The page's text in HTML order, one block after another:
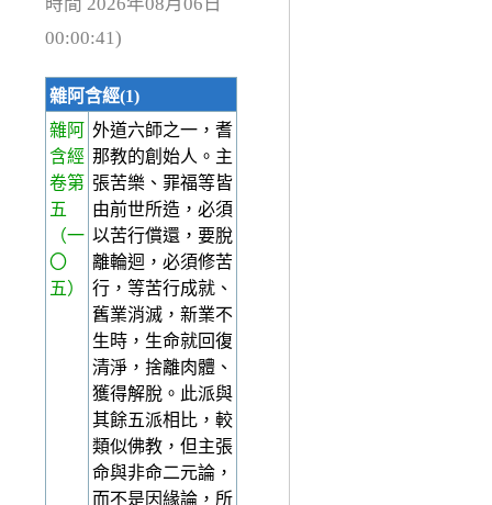
00:00:41)
雜阿含經(1)
雜阿
含經
卷第
五
（一
〇
五）
外道六師之一，耆
那教的創始人。主
張苦樂、罪福等皆
由前世所造，必須
以苦行償還，要脫
離輪迴，必須修苦
行，等苦行成就、
舊業消滅，新業不
生時，生命就回復
清淨，捨離肉體、
獲得解脫。此派與
其餘五派相比，較
類似佛教，但主張
命與非命二元論，
而不是因緣論，所